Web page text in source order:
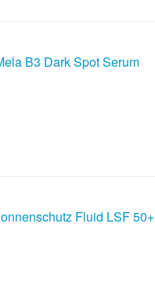
B3 Dark Spot Serum
Fluid LSF 50+